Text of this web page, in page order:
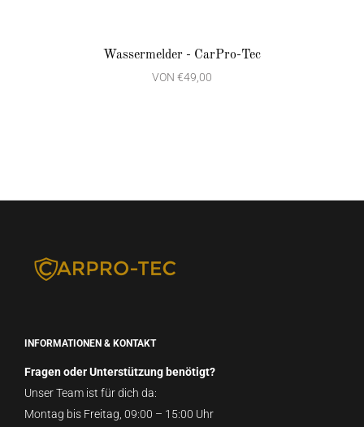
Wassermelder - CarPro-Tec
VON €49,00
INFORMATIONEN & KONTAKT
Fragen oder Unterstützung benötigt?
Unser Team ist für dich da:
Montag bis Freitag, 09:00 – 15:00 Uhr